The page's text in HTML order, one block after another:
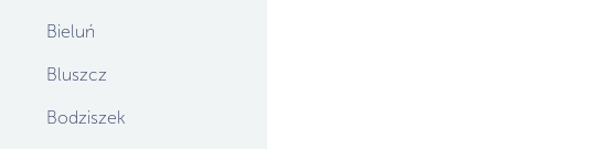
Bieluń
Bluszcz
Bodziszek